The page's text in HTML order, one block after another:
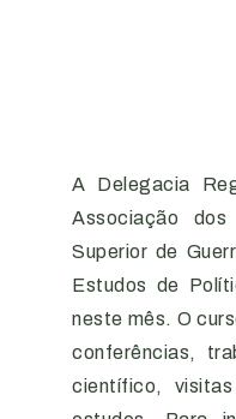
A Delegacia
Associação
Superior de
Estudos de
neste mês. O
conferências,
científico,